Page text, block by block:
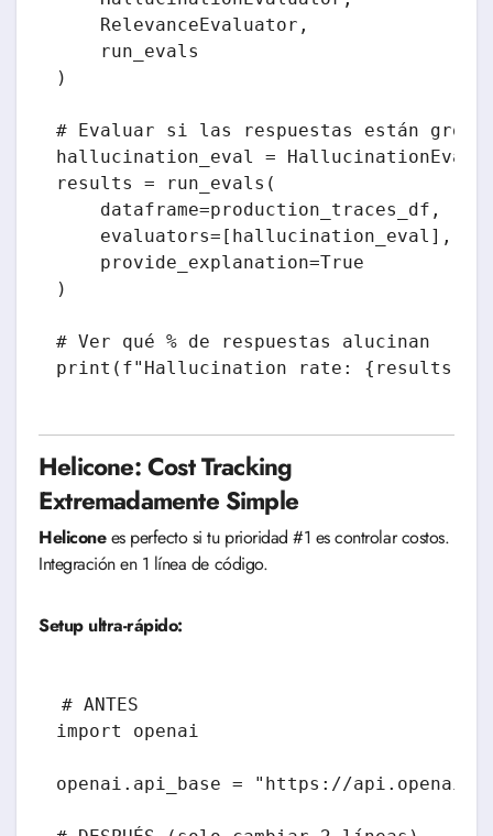
    RelevanceEvaluator,
    run_evals
)
# Evaluar si las respuestas están
hallucination_eval =
results = run_evals(
    dataframe=production_traces_df,
    evaluators=[hallucination_eval],
    provide_explanation=True
)
# Ver qué % de respuestas alucinan
Helicone: Cost Tracking
Extremadamente Simple
Heliconees perfecto si tu prioridad #1 es controlar costos.
Integración en 1 línea de código.
Setup ultra-rápido:
# ANTES
import openai
openai.api_base = "https://